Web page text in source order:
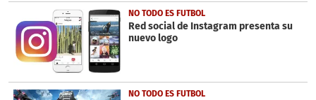
NO TODO ES FUTBOL
Red social de Instagram presenta su
nuevo logo
NO TODO ES FUTBOL